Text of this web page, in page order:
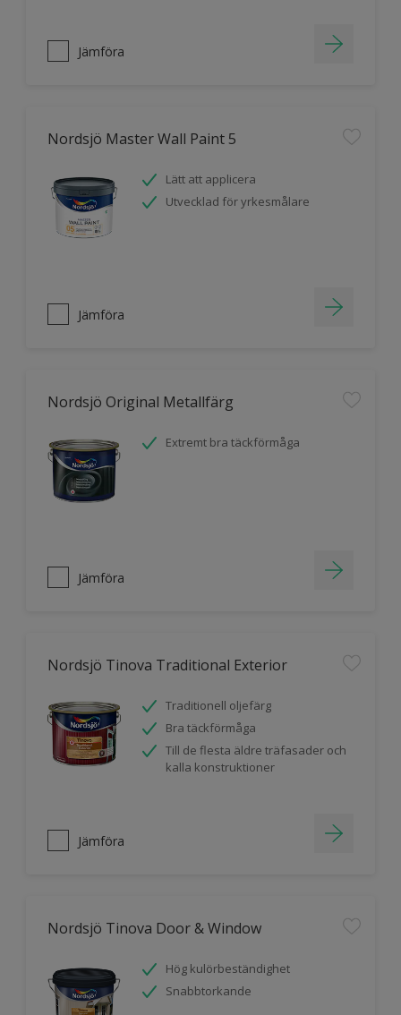
Jämföra
Nordsjö Master Wall Paint 5
Lätt att applicera
Utvecklad för yrkesmålare
Jämföra
Nordsjö Original Metallfärg
Extremt bra täckförmåga
Jämföra
Nordsjö Tinova Traditional Exterior
Traditionell oljefärg
Bra täckförmåga
Till de flesta äldre träfasader och
kalla konstruktioner
Jämföra
Nordsjö Tinova Door & Window
Hög kulörbeständighet
Snabbtorkande